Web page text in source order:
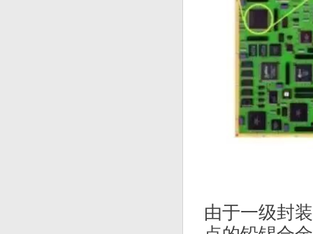
由于一级封